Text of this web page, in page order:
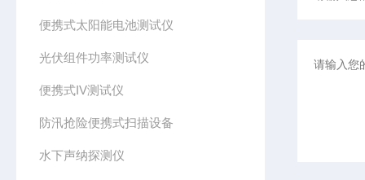
便携式太阳能电池测试仪
光伏组件功率测试仪
便携式IV测试仪
防汛抢险便携式扫描设备
水下声纳探测仪